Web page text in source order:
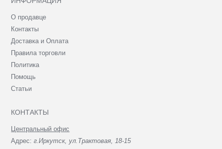
О продавце
Контакты
Доставка и Оплата
Правила торговли
Политика
Помощь
Статьи
КОНТАКТЫ
Центральный офис
Адрес:г.Иркутск, ул.Трактовая, 18-15